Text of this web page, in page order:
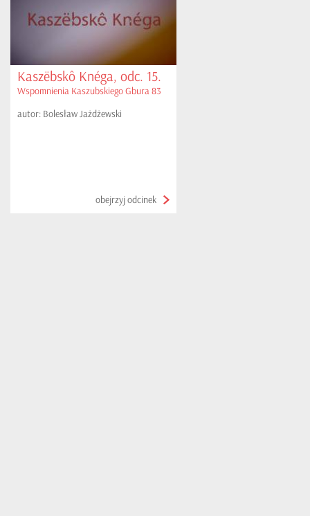
Kaszëbskô Knéga, odc. 15.
Wspomnienia Kaszubskiego Gbura 83
autor: Bolesław Jażdżewski
obejrzyj odcinek